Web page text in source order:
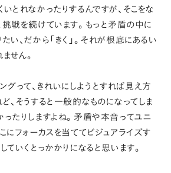
とれなかったりするんですが、そこをな
戦を続けています。もっと矛盾の中に
い、だから「きく」。それが根底にあるい
せん。
グって、きれいにしようとすれば見え方
、そうすると一般的なものになってしま
たりしますよね。矛盾や本音ってユニ
にフォーカスを当ててビジュアライズす
ていくとっかかりになると思います。